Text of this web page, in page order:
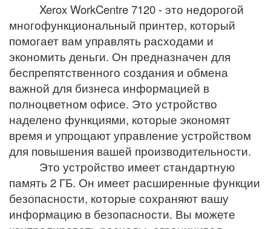
Xerox WorkCentre 7120 - это недорогой
многофункциональный принтер, который
помогает вам управлять расходами и
экономить деньги. Он предназначен для
беспрепятственного создания и обмена
важной для бизнеса информацией в
полноцветном офисе. Это устройство
наделено функциями, которые экономят
время и упрощают управление устройством
для повышения вашей производительности.
Это устройство имеет стандартную
память 2 ГБ. Он имеет расширенные функции
безопасности, которые сохраняют вашу
информацию в безопасности. Вы можете